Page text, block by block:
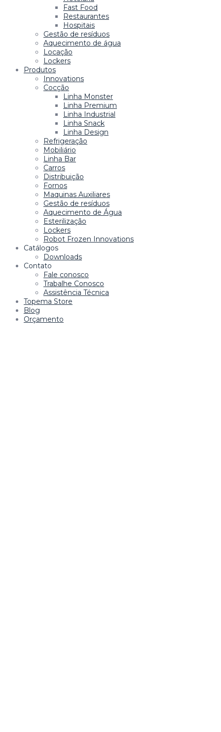
Fast Food
Restaurantes
Hospitais
Gestão de resíduos
Aquecimento de água
Locação
Lockers
Produtos
Innovations
Cocção
Linha Monster
Linha Premium
Linha Industrial
Linha Snack
Linha Design
Refrigeração
Mobiliário
Linha Bar
Carros
Distribuição
Fornos
Maquinas Auxiliares
Gestão de resíduos
Aquecimento de Água
Esterilização
Lockers
Robot Frozen Innovations
Catálogos
Downloads
Contato
Fale conosco
Trabalhe Conosco
Assistência Técnica
Topema Store
Blog
Orçamento